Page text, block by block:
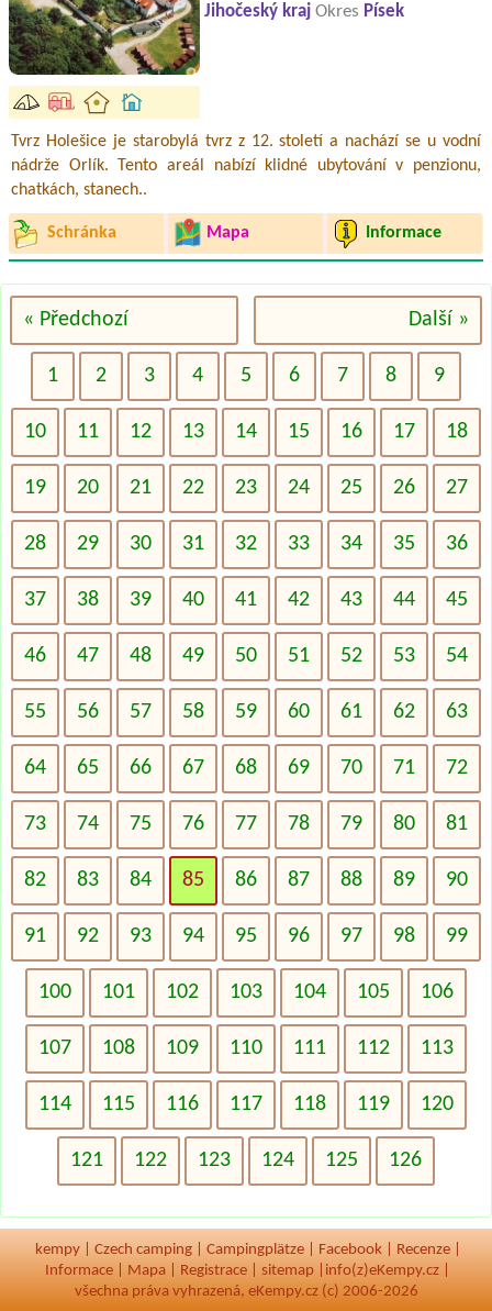
Jihočeský kraj Okres Písek
Tvrz Holešice je starobylá tvrz z 12. století a nachází se u vodní
nádrže Orlík. Tento areál nabízí klidné ubytování v penzionu,
chatkách, stanech..
Schránka Mapa Informace
« Předchozí Další »
1 2 3 4 5 6 7 8 9
10 11 12 13 14 15 16 17 18
19 20 21 22 23 24 25 26 27
28 29 30 31 32 33 34 35 36
37 38 39 40 41 42 43 44 45
46 47 48 49 50 51 52 53 54
55 56 57 58 59 60 61 62 63
64 65 66 67 68 69 70 71 72
73 74 75 76 77 78 79 80 81
82 83 84 85 86 87 88 89 90
91 92 93 94 95 96 97 98 99
100 101 102 103 104 105 106
107 108 109 110 111 112 113
114 115 116 117 118 119 120
121 122 123 124 125 126
kempy Czech camping Campingplätze Facebook Recenze
Informace
Mapa Registrace sitemap
info(z)eKempy.cz |
všechna práva vyhrazená, eKempy.cz (c) 2006-2026